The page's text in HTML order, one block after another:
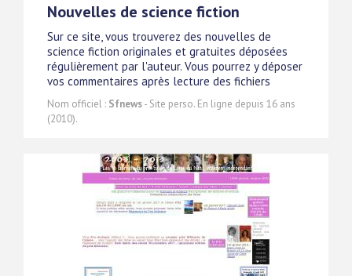
Nouvelles de science fiction
Sur ce site, vous trouverez des nouvelles de
science fiction originales et gratuites déposées
régulièrement par l'auteur. Vous pourrez y déposer
vos commentaires après lecture des fichiers
Nom officiel : Sfnews- Site perso. En ligne depuis 16 ans
(2010).